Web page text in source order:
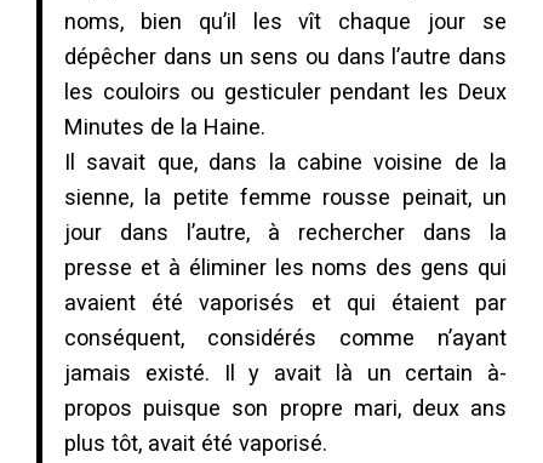
noms, bien qu’il les vît chaque jour se
dépêcher dans un sens ou dans l’autre dans
les couloirs ou gesticuler pendant les Deux
Minutes de la Haine.
Il savait que, dans la cabine voisine de la
sienne, la petite femme rousse peinait, un
jour dans l’autre, à rechercher dans la
presse et à éliminer les noms des gens qui
avaient été vaporisés et qui étaient par
conséquent, considérés comme n’ayant
jamais existé. Il y avait là un certain à-
propos puisque son propre mari, deux ans
plus tôt, avait été vaporisé.